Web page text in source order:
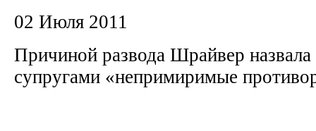
02 Июля 2011
Причиной развода Шрайвер
супругами «непримиримые